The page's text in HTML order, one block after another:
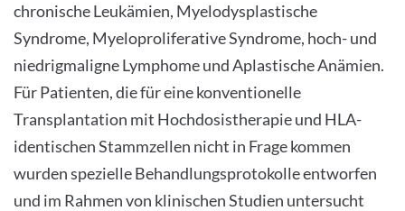
chronische Leukämien, Myelodysplastische
Syndrome, Myeloproliferative Syndrome, hoch- und
niedrigmaligne Lymphome und Aplastische Anämien.
Für Patienten, die für eine konventionelle
Transplantation mit Hochdosistherapie und HLA-
identischen Stammzellen nicht in Frage kommen
wurden spezielle Behandlungsprotokolle entworfen
und im Rahmen von klinischen Studien untersucht